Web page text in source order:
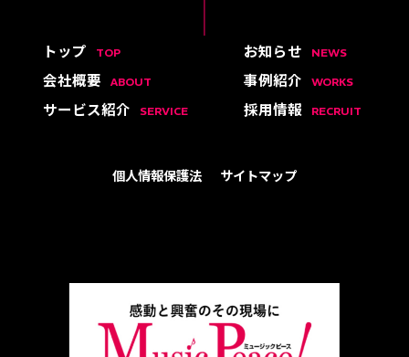
トップ TOP お知らせ NEWS
会社概要 ABOUT 事例紹介 WORKS
サービス紹介 SERVICE 採用情報 RECRUIT
個人情報保護法 サイトマップ